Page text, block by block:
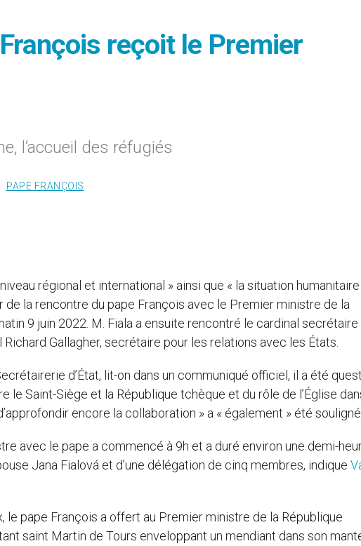
reçoit le Premier
l’accueil des réfugiés
PAPE FRANÇOIS
régional et international » ainsi que « la situation
la rencontre du pape François avec le Premier ministre de la
9 juin 2022. M. Fiala a ensuite rencontré le cardinal secrétaire
Gallagher, secrétaire pour les relations avec les États.
d’État, lit-on dans un communiqué officiel, il a été
le Saint-Siège et la République tchèque et du rôle de l’Église
encore la collaboration » a « également » été
avec le pape a commencé à 9h et a duré environ une demi-
Jana Fialová et d’une délégation de cinq membres, indique
le pape François a offert au Premier ministre de la République
saint Martin de Tours enveloppant un mendiant dans son